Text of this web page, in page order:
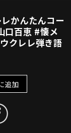
かんたんコー
口百恵 #懐メ
クレレ弾き語
追加